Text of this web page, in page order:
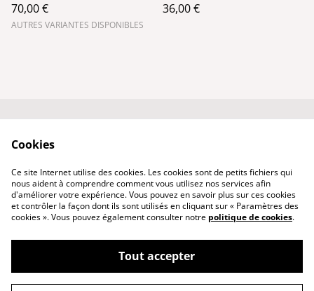
70,00 €
AUTRES VARIANTES DISPONIBLES
36,00 €
Conditions générales
Qui suis-je ?
Politique de cookies
Nous contacter
©2026PhenixCuir & PhenixBijoux
Cookies
Ce site Internet utilise des cookies. Les cookies sont de petits fichiers qui
nous aident à comprendre comment vous utilisez nos services afin
d'améliorer votre expérience. Vous pouvez en savoir plus sur ces cookies
et contrôler la façon dont ils sont utilisés en cliquant sur « Paramètres des
cookies ». Vous pouvez également consulter notre politique de cookies.
Tout accepter